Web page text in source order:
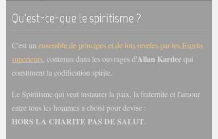
Qu'est-ce-que le spiritisme ?
C'est un ensemble de principes et de lois reveles par les Esprits
superieurs, contenus dans les ouvrages d'Allan Kardecqui
constituent la codification spirite.
Le Spiritisme qui veut instaurer la paix, la fraternite et l'amour
entre tous les hommes a choisi pour devise :
HORS LA CHARITE PAS DE SALUT.